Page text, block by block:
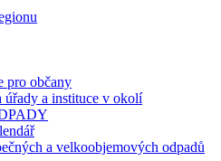
pro občany
úřady a instituce v okolí
a velkoobjemových odpadů